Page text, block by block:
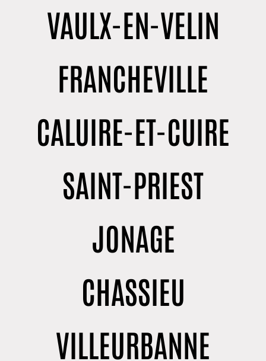
VAULX-EN-VELIN
FRANCHEVILLE
CALUIRE-ET-CUIRE
SAINT-PRIEST
JONAGE
CHASSIEU
VILLEURBANNE